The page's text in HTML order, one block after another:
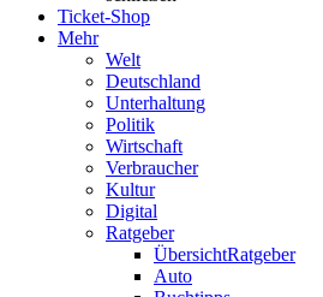
Ticket-Shop
Mehr
Welt
Deutschland
Unterhaltung
Politik
Wirtschaft
Verbraucher
Kultur
Digital
Ratgeber
ÜbersichtRatgeber
Auto